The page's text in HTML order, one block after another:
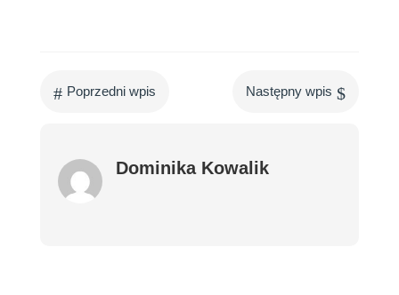
# Poprzedni wpis Następny wpis $
Dominika Kowalik